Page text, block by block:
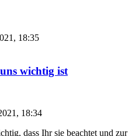
18:35
wichtig ist
18:34
dass Ihr sie beachtet und zur